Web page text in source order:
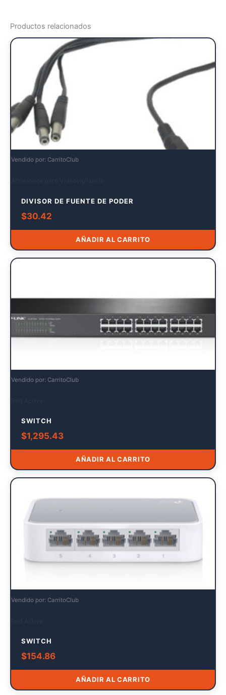
Productos relacionados
Vendido por: CarritoClub
DIVISOR DE FUENTE DE PODER
$30.42
AÑADIR AL CARRITO
Vendido por: CarritoClub
SWITCH
$1,295.43
AÑADIR AL CARRITO
Vendido por: CarritoClub
SWITCH
$154.86
AÑADIR AL CARRITO